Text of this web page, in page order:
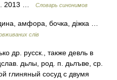
2013 …
Словарь синонимов
амфора, бочка, діжка …
слів
др. русск., также девль в
дьлы, род. п. дьлъве, ср.
глиняный сосуд с двумя